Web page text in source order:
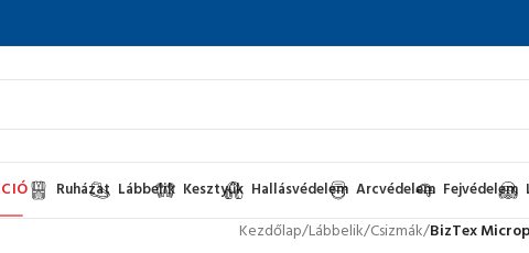
Ruházat Lábbelik Kesztyűk Hallásvédelem Arcvédelem Fejvédelem
Kezdőlap/Lábbelik/Csizmák/BizTex